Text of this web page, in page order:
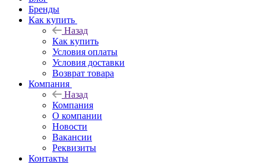
Бренды
Как купить
Назад
Как купить
Условия оплаты
Условия доставки
Возврат товара
Компания
Назад
Компания
О компании
Новости
Вакансии
Реквизиты
Контакты